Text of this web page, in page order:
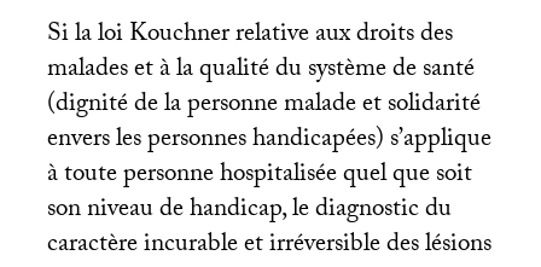
Si la loi Kouchner relative aux droits des
malades et à la qualité du système de santé
(dignité de la personne malade et solidarité
envers les personnes handicapées) s’applique
à toute personne hospitalisée quel que soit
son niveau de handicap, le diagnostic du
caractère incurable et irréversible des lésions